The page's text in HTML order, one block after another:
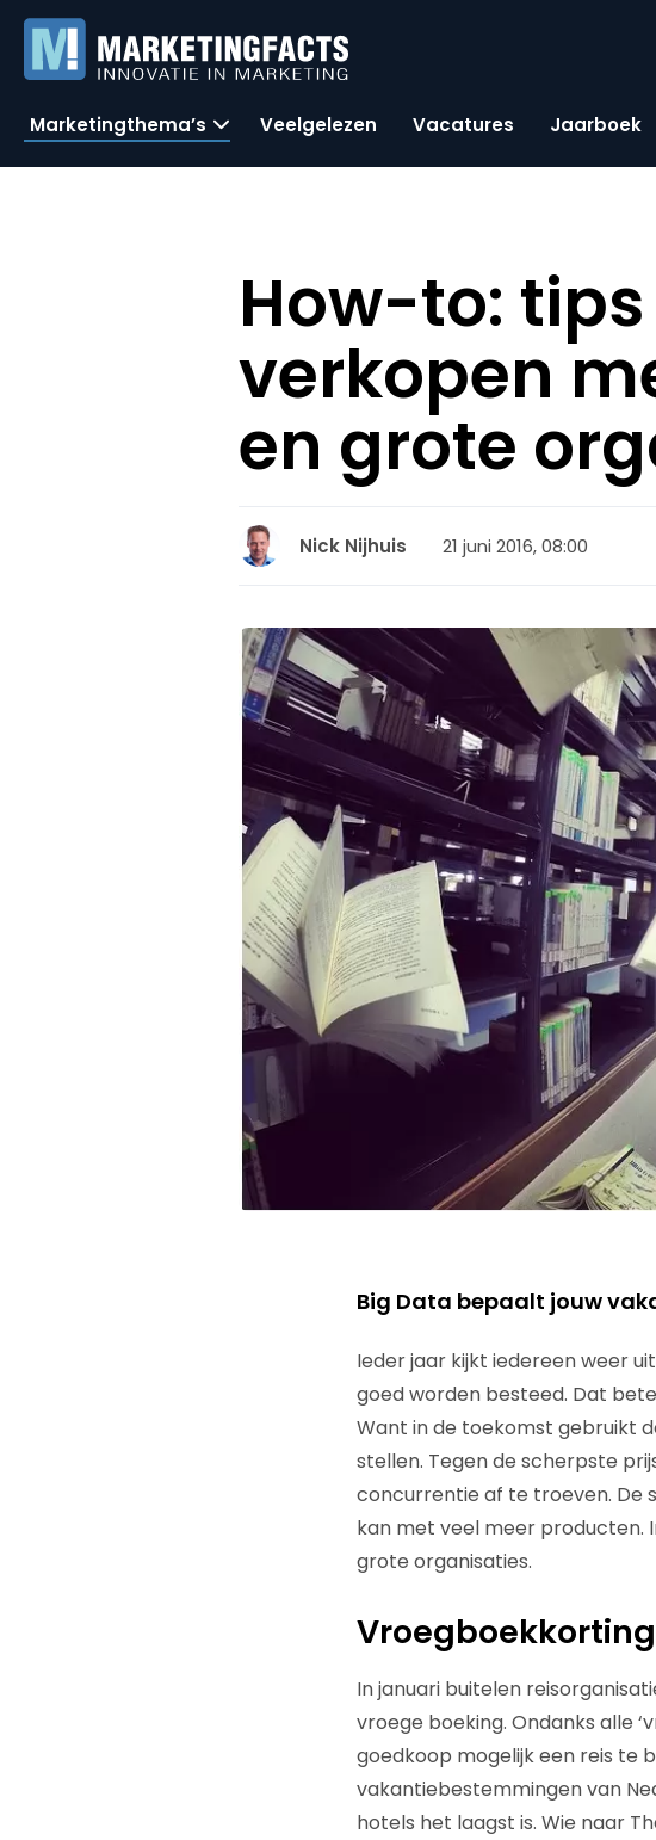
Marketingthema’s Veelgelezen Vacatures Jaarboek
How-to:
verkopen
en grote
Nick Nijhuis 21 juni 2016, 08:00
Big Data bepaalt jouw
Ieder jaar kijkt iedereen weer
goed worden besteed. Dat
Want in de toekomst gebruikt
stellen. Tegen de scherpste
concurrentie af te troeven. De
kan met veel meer producten.
grote organisaties.
In januari buitelen
vroege boeking. Ondanks alle
goedkoop mogelijk een reis te
vakantiebestemmingen van
hotels het laagst is. Wie naar